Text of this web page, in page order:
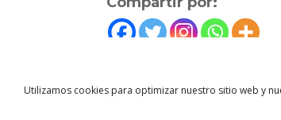
Utilizamos cookies para optimizar nuestro sitio web y